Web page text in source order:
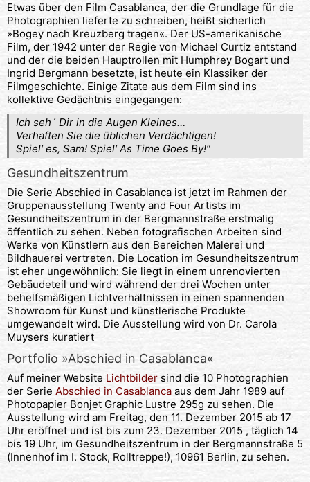
Etwas über den Film Casablanca, der die Grundlage für die
Photographien lieferte zu schreiben, heißt sicherlich
»Bogey nach Kreuzberg tragen«. Der US-amerikanische
Film, der 1942 unter der Regie von Michael Curtiz entstand
und der die beiden Hauptrollen mit Humphrey Bogart und
Ingrid Bergmann besetzte, ist heute ein Klassiker der
Filmgeschichte. Einige Zitate aus dem Film sind ins
kollektive Gedächtnis eingegangen:
Ich seh´ Dir in die Augen Kleines…
Verhaften Sie die üblichen Verdächtigen!
Spiel‘ es, Sam! Spiel‘ As Time Goes By!“
Gesundheitszentrum
Die Serie Abschied in Casablanca ist jetzt im Rahmen der
Gruppenausstellung Twenty and Four Artists im
Gesundheitszentrum in der Bergmannstraße erstmalig
öffentlich zu sehen. Neben fotografischen Arbeiten sind
Werke von Künstlern aus den Bereichen Malerei und
Bildhauerei vertreten. Die Location im Gesundheitszentrum
ist eher ungewöhnlich: Sie liegt in einem unrenovierten
Gebäudeteil und wird während der drei Wochen unter
behelfsmäßigen Lichtverhältnissen in einen spannenden
Showroom für Kunst und künstlerische Produkte
umgewandelt wird. Die Ausstellung wird von Dr. Carola
Muysers kuratiert
Portfolio »Abschied in Casablanca«
Auf meiner Website Lichtbilder sind die 10 Photographien
der Serie Abschied in Casablanca aus dem Jahr 1989 auf
Photopapier Bonjet Graphic Lustre 295g zu sehen. Die
Ausstellung wird am Freitag, den 11. Dezember 2015 ab 17
Uhr eröffnet und ist bis zum 23. Dezember 2015 , täglich 14
bis 19 Uhr, im Gesundheitszentrum in der Bergmannstraße 5
(Innenhof im I. Stock, Rolltreppe!), 10961 Berlin, zu sehen.